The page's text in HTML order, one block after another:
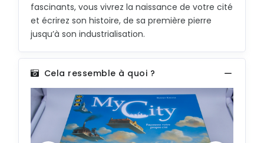
C
G
O
S
W
fascinants, vous vivrez la naissance de votre cité
et écrirez son histoire, de sa première pierre
jusqu’à son industrialisation.
Cela ressemble à quoi ?